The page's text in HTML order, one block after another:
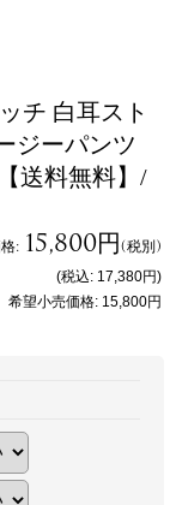
チ 白耳スト
ジーパンツ
送料無料】/
: 15,800円(税別)
(税込: 17,380円)
希望小売価格: 15,800円